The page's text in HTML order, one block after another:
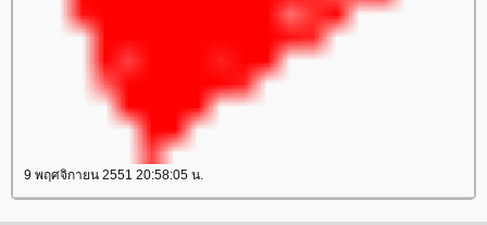
9 พฤศจิกายน 2551 20:58:05 น.